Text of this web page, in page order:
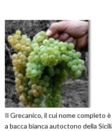
Il Grecanico, il cui nome completo
a bacca bianca autoctono della